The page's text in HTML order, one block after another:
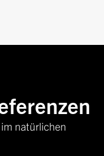
natürlichen